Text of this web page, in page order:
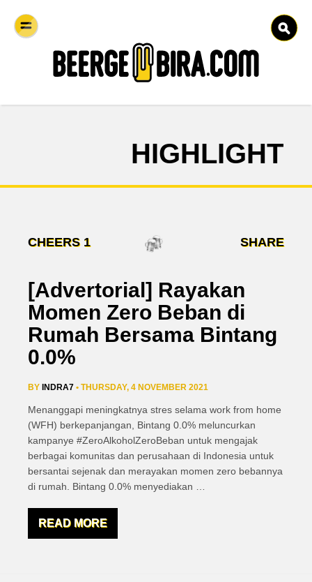
HIGHLIGHT
CHEERS 1 SHARE
[Advertorial] Rayakan
Momen Zero Beban di
Rumah Bersama Bintang
0.0%
BY INDRA7 • THURSDAY, 4 NOVEMBER 2021
Menanggapi meningkatnya stres selama work from home
(WFH) berkepanjangan, Bintang 0.0% meluncurkan
kampanye #ZeroAlkoholZeroBeban untuk mengajak
berbagai komunitas dan perusahaan di Indonesia untuk
bersantai sejenak dan merayakan momen zero bebannya
di rumah. Bintang 0.0% menyediakan
READ MORE